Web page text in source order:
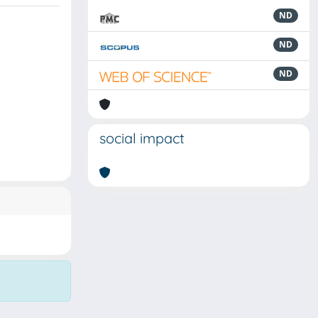
ND
ND
ND
social impact